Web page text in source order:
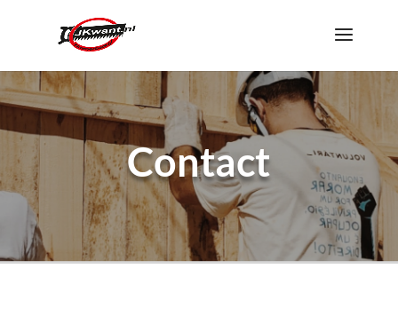
Contact